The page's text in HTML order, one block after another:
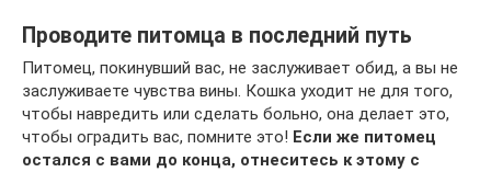
Проводите питомца в последний путь
Питомец, покинувший вас, не заслуживает обид, а вы не
заслуживаете чувства вины. Кошка уходит не для того,
чтобы навредить или сделать больно, она делает это,
чтобы оградить вас, помните это! Если же питомец
остался с вами до конца, отнеситесь к этому с